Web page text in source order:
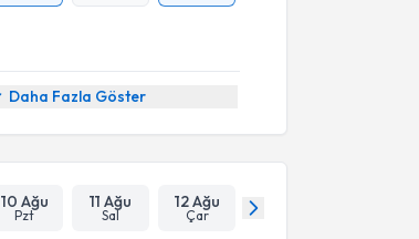
Daha Fazla Göster
10 Ağu
Pzt
11 Ağu
Sal
12 Ağu
Çar